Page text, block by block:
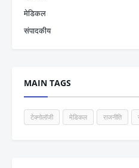
मेडिकल
संपादकीय
MAIN TAGS
टेक्नोलॉजी मेडिकल राजनीति